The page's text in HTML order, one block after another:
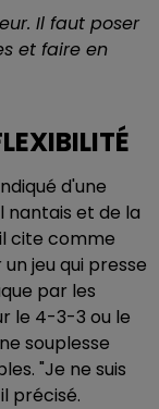
Il faut poser
et faire en
d'une
et de la
cite comme
jeu qui presse
par les
le 4-3-3 ou le
souplesse
"Je ne suis
précisé.